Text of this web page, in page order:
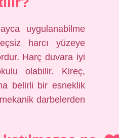
uygulanabilme
harcı yüzeye
Harç duvara iyi
olabilir. Kireç,
belirli bir esneklik
darbelerden